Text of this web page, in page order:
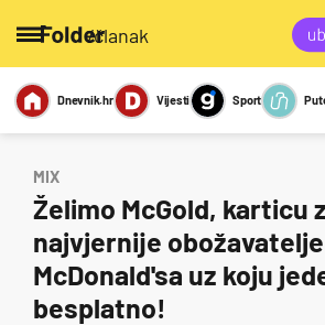
/članak
Miks Kviz
Sexy
Dnevnik.hr Vijesti Sport
MIX
Želimo McGold, karticu
najvjernije obožavatelje
McDonald'sa uz koju
besplatno!